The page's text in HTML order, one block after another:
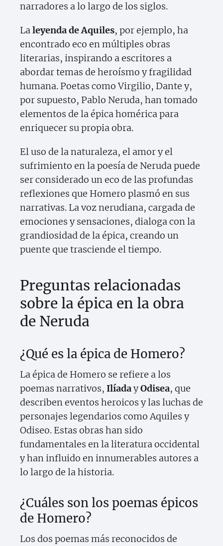
narradores a lo largo de los siglos.
Laleyenda de Aquiles, por ejemplo, ha
encontrado eco en múltiples obras
literarias, inspirando a escritores a
abordar temas de heroísmo y fragilidad
humana. Poetas como Virgilio, Dante y,
por supuesto, Pablo Neruda, han tomado
elementos de la épica homérica para
enriquecer su propia obra.
El uso de la naturaleza, el amor y el
sufrimiento en la poesía de Neruda puede
ser considerado un eco de las profundas
reflexiones que Homero plasmó en sus
narrativas. La voz nerudiana, cargada de
emociones y sensaciones, dialoga con la
grandiosidad de la épica, creando un
puente que trasciende el tiempo.
Preguntas relacionadas
sobre la épica en la obra
de Neruda
¿Qué es la épica de Homero?
La épica de Homero se refiere a los
poemas narrativos, IlíadayOdisea, que
describen eventos heroicos y las luchas de
personajes legendarios como Aquiles y
Odiseo. Estas obras han sido
fundamentales en la literatura occidental
y han influido en innumerables autores a
lo largo de la historia.
¿Cuáles son los poemas épicos
de Homero?
Los dos poemas más reconocidos de